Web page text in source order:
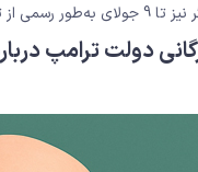
از 1 آگوست اِعمال می‌شوند.
دولت ترامپ